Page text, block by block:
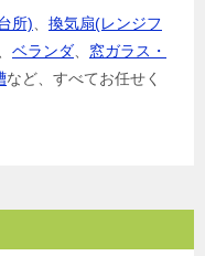
所)
換気扇(レンジフ
ベランダ
窓ガラス・
など、すべてお任せく